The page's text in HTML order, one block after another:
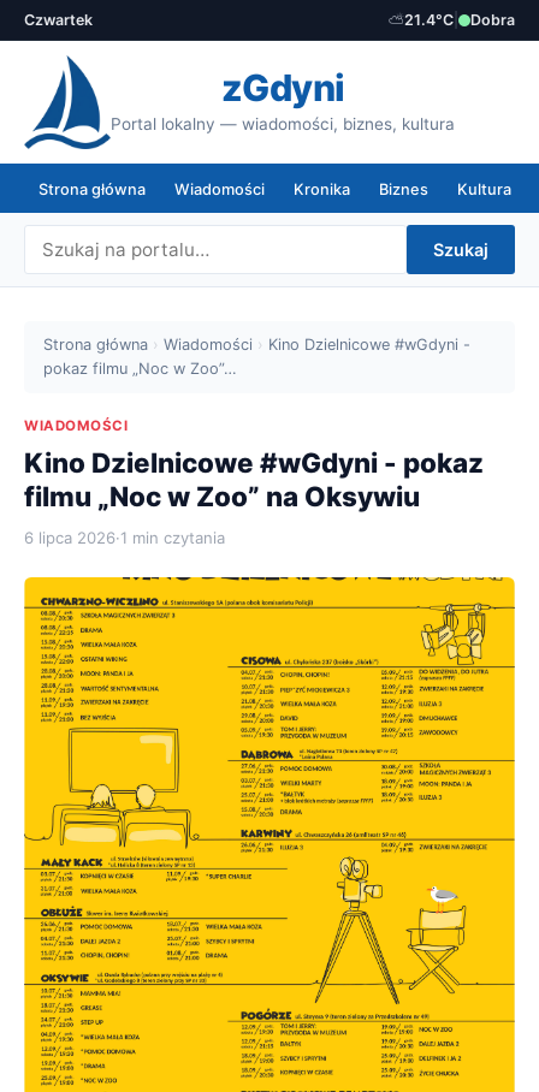
Czwartek ⛅21.4°C Dobra
zGdyni
Portal lokalny — wiadomości, biznes, kultura
Strona główna Wiadomości Kronika Biznes Kultura
Szukaj
Strona główna › Wiadomości › Kino Dzielnicowe #wGdyni -
pokaz filmu „Noc w Zoo”…
WIADOMOŚCI
Kino Dzielnicowe #wGdyni - pokaz
filmu „Noc w Zoo” na Oksywiu
6 lipca 2026·1 min czytania